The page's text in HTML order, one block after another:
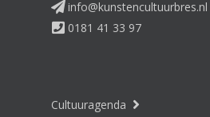
info@kunstencultuurbres.nl
0181 41 33 97
Cultuuragenda